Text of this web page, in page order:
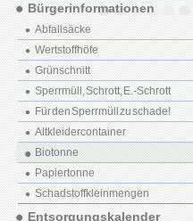
Bürgerinformationen
Abfallsäcke
Wertstoffhöfe
Grünschnitt
Sperrmüll, Schrott, E.-Schrott
Für den Sperrmüll zu schade!
Altkleidercontainer
Biotonne
Papiertonne
Schadstoffkleinmengen
Entsorgungskalender